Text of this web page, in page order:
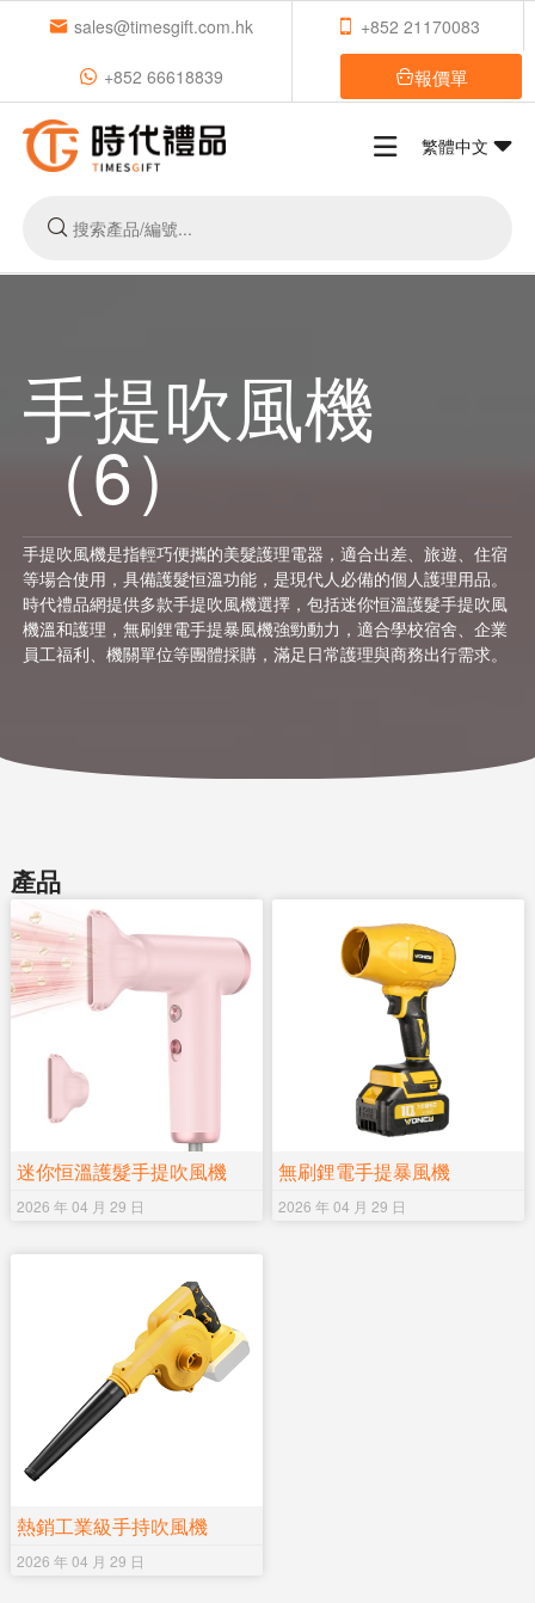
sales@timesgift.com.hk +852 21170083
+852 66618839 報價單
繁體中文
手提吹風機
（6）
手提吹風機是指輕巧便攜的美髮護理電器，適合出差、旅遊、住宿
等場合使用，具備護髮恒溫功能，是現代人必備的個人護理用品。
時代禮品網提供多款手提吹風機選擇，包括迷你恒溫護髮手提吹風
機溫和護理，無刷鋰電手提暴風機強勁動力，適合學校宿舍、企業
員工福利、機關單位等團體採購，滿足日常護理與商務出行需求。
產品
迷你恒溫護髮手提吹風機
2026 年 04 月 29 日
無刷鋰電手提暴風機
2026 年 04 月 29 日
熱銷工業級手持吹風機
2026 年 04 月 29 日